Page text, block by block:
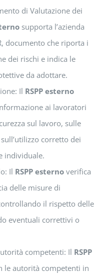
di Valutazione dei
supporta l’azienda
documento che riporta i
dei rischi e indica le
da adottare.
Il RSPP esterno
ai lavoratori
sul lavoro, sulle
corretto dei
individuale.
Il RSPP esternoverifica
delle misure di
il rispetto delle
eventuali correttivi o
competenti: Il RSPP
le autorità competenti in